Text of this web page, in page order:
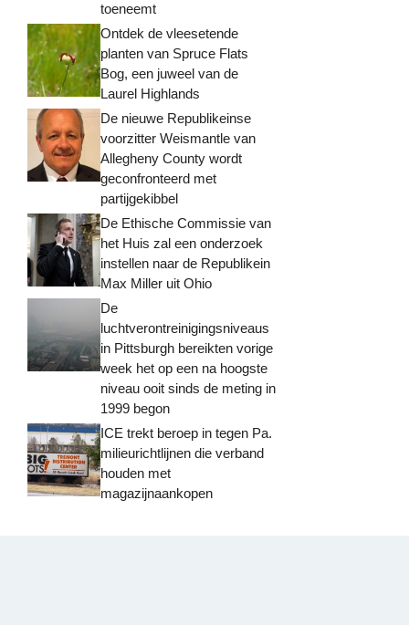
toeneemt
Ontdek de vleesetende
planten van Spruce Flats
Bog, een juweel van de
Laurel Highlands
De nieuwe Republikeinse
voorzitter Weismantle van
Allegheny County wordt
geconfronteerd met
partijgekibbel
De Ethische Commissie van
het Huis zal een onderzoek
instellen naar de Republikein
Max Miller uit Ohio
De
luchtverontreinigingsniveaus
in Pittsburgh bereikten vorige
week het op een na hoogste
niveau ooit sinds de meting in
1999 begon
ICE trekt beroep in tegen Pa.
milieurichtlijnen die verband
houden met
magazijnaankopen